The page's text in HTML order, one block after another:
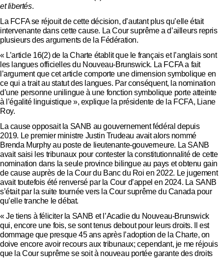
et libertés.
La FCFA se réjouit de cette décision, d’autant plus qu’elle était
intervenante dans cette cause. La Cour suprême a d’ailleurs repris
plusieurs des arguments de la Fédération.
« L’article 16(2) de la Charte établit que le français et l’anglais sont
les langues officielles du Nouveau-Brunswick. La FCFA a fait
l’argument que cet article comporte une dimension symbolique en
ce qui a trait au statut des langues. Par conséquent, la nomination
d’une personne unilingue à une fonction symbolique porte atteinte
à l’égalité linguistique », explique la présidente de la FCFA, Liane
Roy.
La cause opposait la SANB au gouvernement fédéral depuis
2019. Le premier ministre Justin Trudeau avait alors nommé
Brenda Murphy au poste de lieutenante-gouverneure. La SANB
avait saisi les tribunaux pour contester la constitutionnalité de cette
nomination dans la seule province bilingue au pays et obtenu gain
de cause auprès de la Cour du Banc du Roi en 2022. Le jugement
avait toutefois été renversé par la Cour d’appel en 2024. La SANB
s’était par la suite tournée vers la Cour suprême du Canada pour
qu’elle tranche le débat.
« Je tiens à féliciter la SANB et l’Acadie du Nouveau-Brunswick
qui, encore une fois, se sont tenus debout pour leurs droits. Il est
dommage que presque 45 ans après l’adoption de la Charte, on
doive encore avoir recours aux tribunaux; cependant, je me réjouis
que la Cour suprême se soit à nouveau portée garante des droits